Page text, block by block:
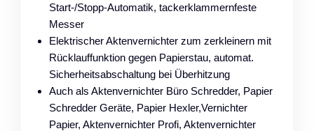
Start-/Stopp-Automatik, tackerklammernfeste
Messer
Elektrischer Aktenvernichter zum zerkleinern mit
Rücklauffunktion gegen Papierstau, automat.
Sicherheitsabschaltung bei Überhitzung
Auch als Aktenvernichter Büro Schredder, Papier
Schredder Geräte, Papier Hexler,Vernichter
Papier, Aktenvernichter Profi, Aktenvernichter